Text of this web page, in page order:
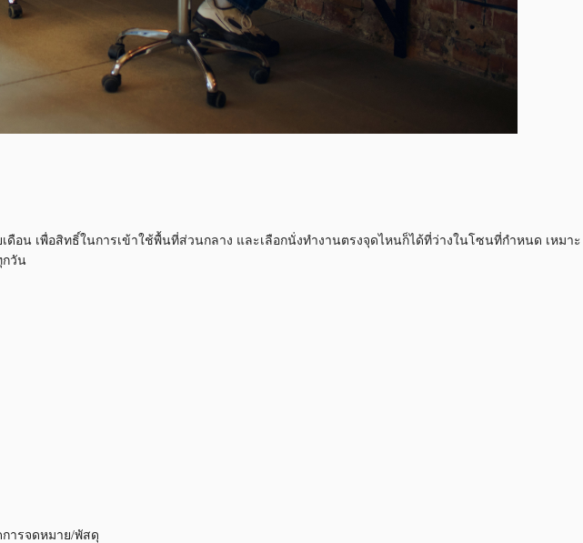
ดือน เพื่อสิทธิ์ในการเข้าใช้พื้นที่ส่วนกลาง และเลือกนั่งทำงานตรงจุดไหนก็ได้ที่ว่างในโซนที่กำหนด เหมาะ
กวัน
ารจดหมาย/พัสดุ